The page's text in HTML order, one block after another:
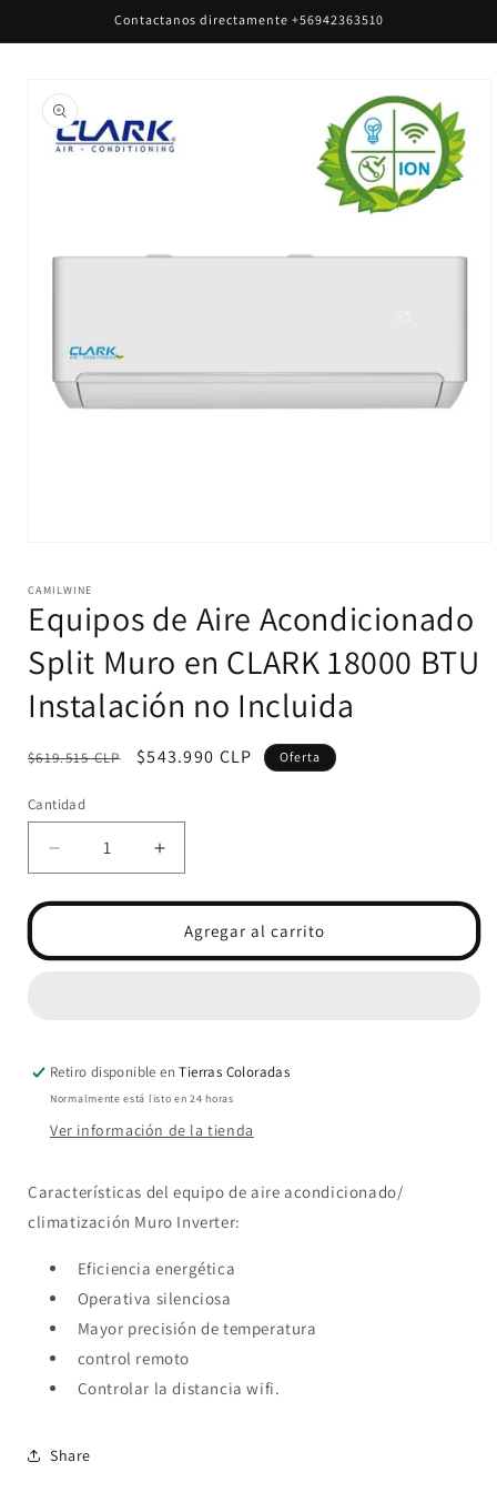
directamente
al contenido
Contactanos directamente +56942363510
a la
información
del producto
multimedia
1
en
una
ventana
modal
CAMILWINE
Equipos de Aire Acondicionado
Split Muro en CLARK 18000 BTU
Instalación no Incluida
Precio
$619.515 CLP
Precio
$543.990 CLP Oferta
Cantidad
Reducir
cantidad
para
de
en
CLARK
BTU
no
Aumentar
cantidad
para
Equipos
de
en
CLARK
BTU
no
Incluida
Agregar al carrito
Retiro disponible enTierras Coloradas
Normalmente está listo en 24 horas
Ver información de la tienda
Características del equipo de aire acondicionado/
climatización Muro Inverter:
Eficiencia energética
Operativa silenciosa
Mayor precisión de temperatura
control remoto
Controlar la distancia wifi.
Share